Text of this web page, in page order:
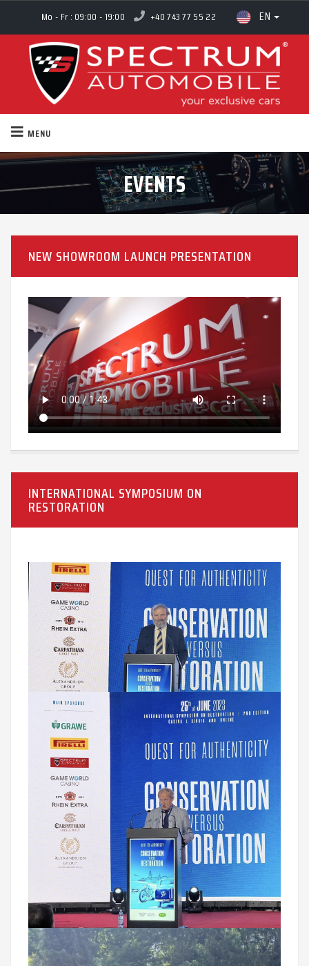
Mo - Fr : 09:00 - 19:00 +40 743 77 55 22 EN
MENU
EVENTS
NEW SHOWROOM LAUNCH PRESENTATION
INTERNATIONAL SYMPOSIUM ON
RESTORATION